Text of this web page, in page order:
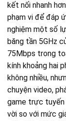
kết nối nhanh
phạm vi để đáp
nghiệm một số
băng tần 5GHz
75Mbps trong
kính khoảng hai
không nhiều,
chuyện video,
game trực tuyến
vời so với mức